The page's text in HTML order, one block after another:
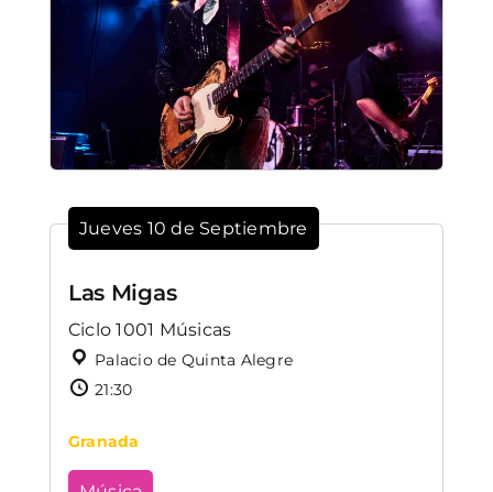
Jueves 10 de Septiembre
Las Migas
Ciclo 1001 Músicas
Palacio de Quinta Alegre
21:30
Granada